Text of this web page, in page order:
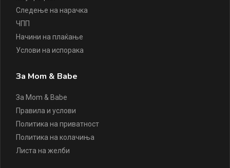
Следење на нарачка
ЧПП
Начини на плаќање
Услови на испорака
За Mom & Babe
За Mom & Babe
Правила и услови
Политика на приватност
Политика на колачиња
Листа на желби